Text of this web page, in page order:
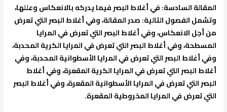
المقالة السادسة: في أغلاط البصر فيما يدركه بالانعكاس وعللها،
وتشمل الفصول التالية: صدر المقالة، وفي أغلاط البصر التي تعرض
من أجل الانعكاس، وفي أغلاط البصر التي تعرض في المرايا
المسطحة، وفي أغلاط البصر التي تعرض في المرايا الكرية المحدبة،
وفي أغلاط البصر التي تعرض في المرايا الأسطوانية المحدبة، وفي
أغلاط البصر التي تعرض في المرايا الكرية المقعرة، وفي أغلاط
البصر التي تعرض في المرايا الأسطوانية المقعرة، وفي أغلاط البصر
التي تعرض في المرايا المخروطية المقعرة.